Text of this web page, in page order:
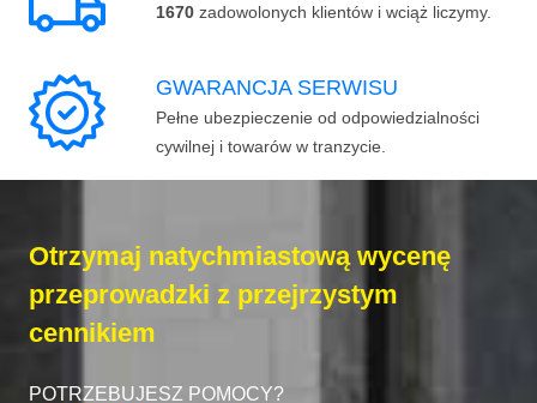
1670 zadowolonych klientów i wciąż liczymy.
GWARANCJA SERWISU
Pełne ubezpieczenie od odpowiedzialności
cywilnej i towarów w tranzycie.
Otrzymaj natychmiastową wycenę
przeprowadzki z przejrzystym
cennikiem
POTRZEBUJESZ POMOCY?